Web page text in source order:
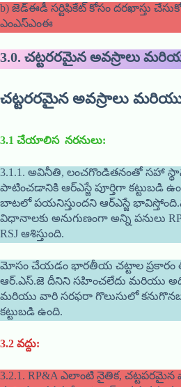
b) జెడ్ఈడీ సర్టిఫికేట్ కోసం దరఖాస్తు
ఎంఎస్ఎంఈ
3.0. చట్టరరమైన అవస్రాలు
చట్టరరమైన అవస్రాలు మరియు
3.1 చేయాలిస నరనులు:
3.1.1. అవినీతి, లంచగొండితనంతో సహా
పాటించడానికి ఆర్ఎస్జే పూర్తిగా కట్టుబడి
బాటలో పయనిస్తుందని ఆర్ఎస్జే
విధానాలకు అనుగుణంగా అన్ని
RSJ ఆశిస్తుంది.
మోసం చేయడం భారతీయ చట్టాల ప్రకారం
ఆర్.ఎస్.జె దీనిని సహించలేదు మరియు
మరియు వారి సరఫరా గొలుసులో
కట్టుబడి ఉంది.
3.2 వద్దు:
3.2.1. RP&A ఎలాంటి నైతిక,